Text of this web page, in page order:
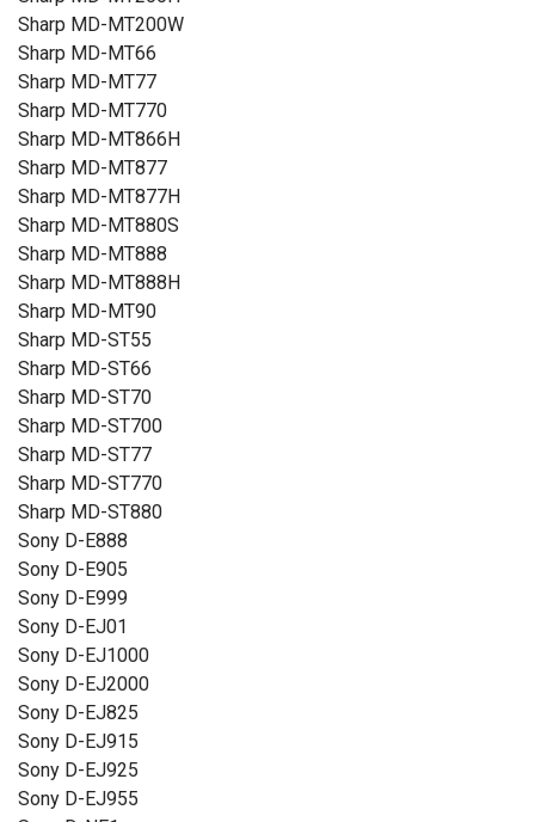
Sharp MD-MT200W
Sharp MD-MT66
Sharp MD-MT77
Sharp MD-MT770
Sharp MD-MT866H
Sharp MD-MT877
Sharp MD-MT877H
Sharp MD-MT880S
Sharp MD-MT888
Sharp MD-MT888H
Sharp MD-MT90
Sharp MD-ST55
Sharp MD-ST66
Sharp MD-ST70
Sharp MD-ST700
Sharp MD-ST77
Sharp MD-ST770
Sharp MD-ST880
Sony D-E888
Sony D-E905
Sony D-E999
Sony D-EJ01
Sony D-EJ1000
Sony D-EJ2000
Sony D-EJ825
Sony D-EJ915
Sony D-EJ925
Sony D-EJ955